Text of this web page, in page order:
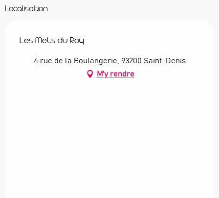
Localisation
Les Mets du Roy
4 rue de la Boulangerie, 93200 Saint-Denis
M'y rendre